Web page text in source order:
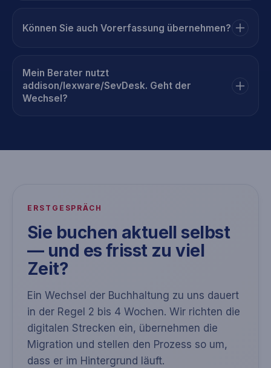
Können Sie auch Vorerfassung übernehmen?
Mein Berater nutzt
addison/lexware/SevDesk. Geht der
Wechsel?
ERSTGESPRÄCH
Sie buchen aktuell selbst
— und es frisst zu viel
Zeit?
Ein Wechsel der Buchhaltung zu uns dauert
in der Regel 2 bis 4 Wochen. Wir richten die
digitalen Strecken ein, übernehmen die
Migration und stellen den Prozess so um,
dass er im Hintergrund läuft.